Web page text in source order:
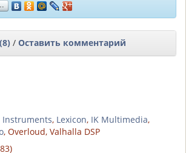
/ Оставить комментарий
Instruments, Lexicon, IK Multimedia,
, Overloud, Valhalla DSP